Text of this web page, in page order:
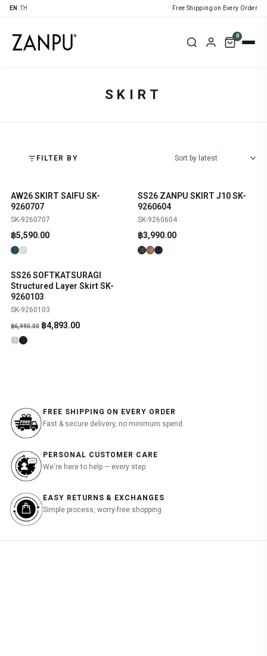
EN TH Free Shipping on Every Order
0
SKIRT
FILTER BY
NEW SHOP NOW
AW26 SKIRT SAIFU SK-
9260707
SK-9260707
฿5,590.00
NEW SHOP NOW
SS26 ZANPU SKIRT J10 SK-
9260604
SK-9260604
฿3,990.00
-30% SHOP NOW
SS26 SOFTKATSURAGI
Structured Layer Skirt SK-
9260103
SK-9260103
฿6,990.00 Original
฿4,893.00Current
FREE SHIPPING ON EVERY ORDER
Fast & secure delivery, no minimum spend.
PERSONAL CUSTOMER CARE
We're here to help — every step.
EASY RETURNS & EXCHANGES
Simple process, worry-free shopping.